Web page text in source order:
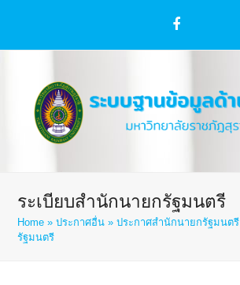
Facebook
ระเบียบสำนักนายกรัฐมนตรี
Home »ประกาศอื่น »ประกาศสำนักนายกรัฐมนตรี
รัฐมนตรี